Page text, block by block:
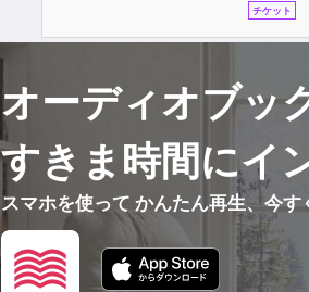
チケット
オーディオブッ
すきま時間にイ
スマホを使って かんたん再生、今す